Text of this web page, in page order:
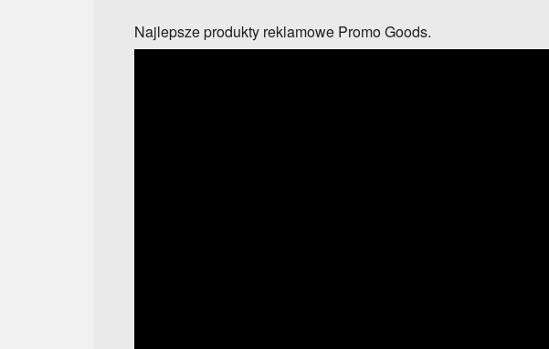
Najlepsze produkty reklamowe Promo Goods.